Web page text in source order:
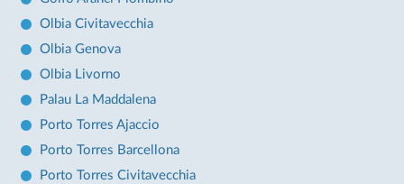
Olbia Civitavecchia
Olbia Genova
Olbia Livorno
Palau La Maddalena
Porto Torres Ajaccio
Porto Torres Barcellona
Porto Torres Civitavecchia